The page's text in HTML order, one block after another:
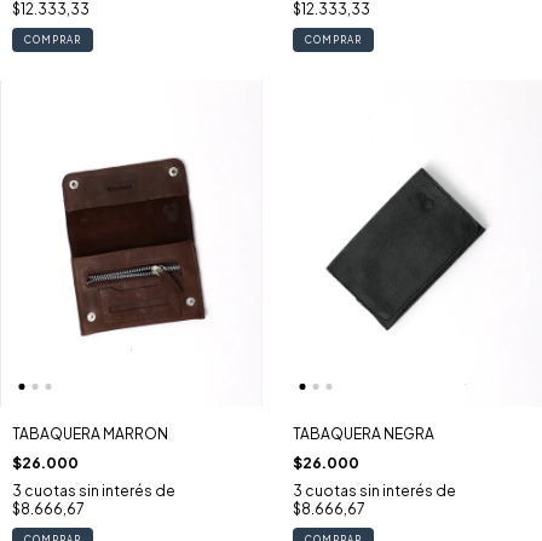
$12.333,33
COMPRAR
$12.333,33
COMPRAR
TABAQUERA MARRON
$26.000
3 cuotas sin interés de
$8.666,67
TABAQUERA NEGRA
$26.000
3 cuotas sin interés de
$8.666,67